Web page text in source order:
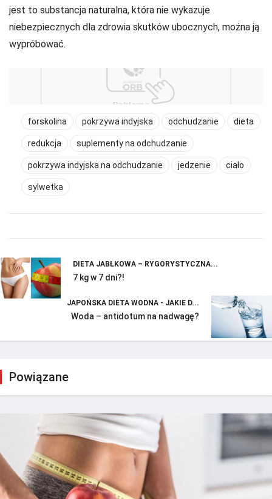
jest to substancja naturalna, która nie wykazuje
niebezpiecznych dla zdrowia skutków ubocznych, można ją
wypróbować.
forskolina pokrzywa indyjska odchudzanie dieta
redukcja suplementy na odchudzanie
pokrzywa indyjska na odchudzanie jedzenie ciało
sylwetka
DIETA JABŁKOWA – RYGORYSTYCZNA...
7 kg w 7 dni?!
JAPOŃSKA DIETA WODNA - JAKIE D...
Woda – antidotum na nadwagę?
Powiązane